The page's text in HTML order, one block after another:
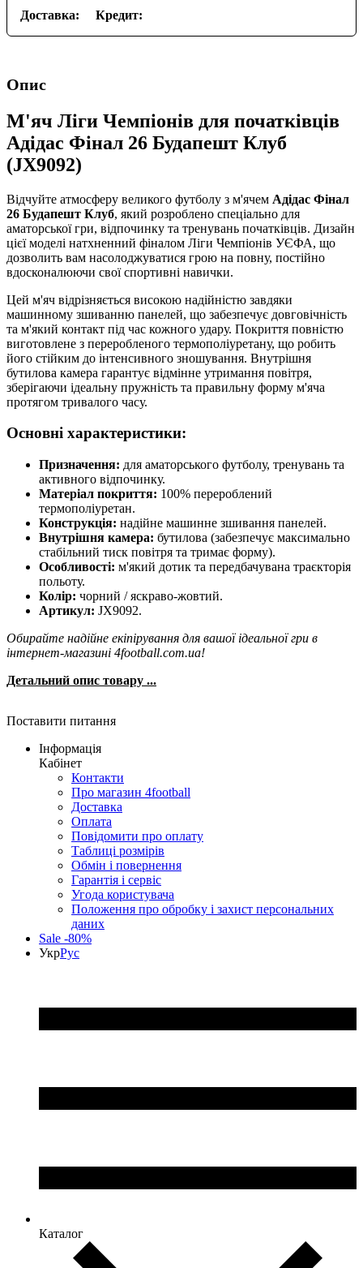
Доставка: Кредит:
Опис
М'яч Ліги Чемпіонів для початківців
Адідас Фінал 26 Будапешт Клуб
(JX9092)
Відчуйте атмосферу великого футболу з м'ячем Адідас Фінал
26 Будапешт Клуб, який розроблено спеціально для
аматорської гри, відпочинку та тренувань початківців. Дизайн
цієї моделі натхненний фіналом Ліги Чемпіонів УЄФА, що
дозволить вам насолоджуватися грою на повну, постійно
вдосконалюючи свої спортивні навички.
Цей м'яч відрізняється високою надійністю завдяки
машинному зшиванню панелей, що забезпечує довговічність
та м'який контакт під час кожного удару. Покриття повністю
виготовлене з переробленого термополіуретану, що робить
його стійким до інтенсивного зношування. Внутрішня
бутилова камера гарантує відмінне утримання повітря,
зберігаючи ідеальну пружність та правильну форму м'яча
протягом тривалого часу.
Основні характеристики:
Призначення: для аматорського футболу, тренувань та
активного відпочинку.
Матеріал покриття: 100% перероблений
термополіуретан.
Конструкція: надійне машинне зшивання панелей.
Внутрішня камера: бутилова (забезпечує максимально
стабільний тиск повітря та тримає форму).
Особливості: м'який дотик та передбачувана траєкторія
польоту.
Колір: чорний / яскраво-жовтий.
Артикул: JX9092.
Обирайте надійне екіпірування для вашої ідеальної гри в
інтернет-магазині 4football.com.ua!
Детальний опис товару ...
Поставити питання
Інформація
Кабінет
Контакти
Про магазин 4football
Доставка
Оплата
Повідомити про оплату
Таблиці розмірів
Обмін і повернення
Гарантія і сервіс
Угода користувача
Положення про обробку і захист персональних
даних
Sale -80%
УкрРус
Каталог